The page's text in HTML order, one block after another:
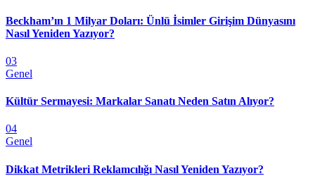
Beckham’ın 1 Milyar Doları: Ünlü İsimler Girişim Dünyasını
Nasıl Yeniden Yazıyor?
03
Genel
Kültür Sermayesi: Markalar Sanatı Neden Satın Alıyor?
04
Genel
Dikkat Metrikleri Reklamcılığı Nasıl Yeniden Yazıyor?